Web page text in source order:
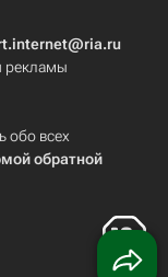
рекламы
обо всех
обратной